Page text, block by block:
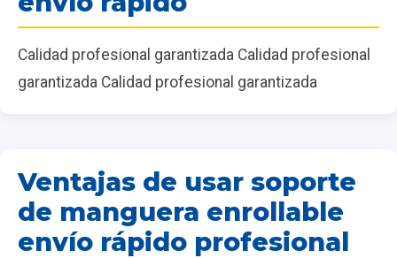
Calidad profesional garantizada Calidad profesional
garantizada Calidad profesional garantizada
Ventajas de usar soporte
de manguera enrollable
envío rápido profesional